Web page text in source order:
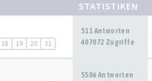
STATISTIKEN
18 19 20 21
511 Antworten
407072 Zugriffe
5506 Antworten